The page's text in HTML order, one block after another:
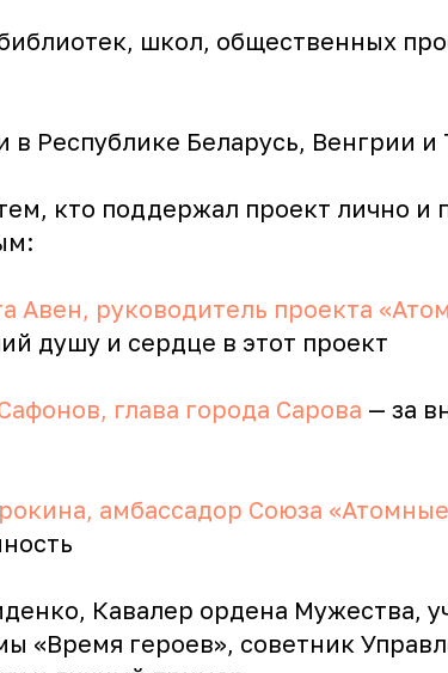
школ, общественных
в Республике Беларусь, Венгрии и
кто поддержал проект лично и
Авен, руководитель проекта
душу и сердце в этот проект
глава города Сарова — за
амбассадор Союза
Кавалер ордена Мужества,
«Время героев», советник